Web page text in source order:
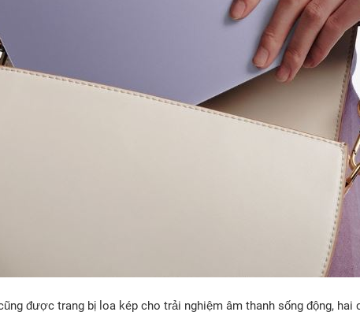
được trang bị loa kép cho trải nghiệm âm thanh sống động, hai